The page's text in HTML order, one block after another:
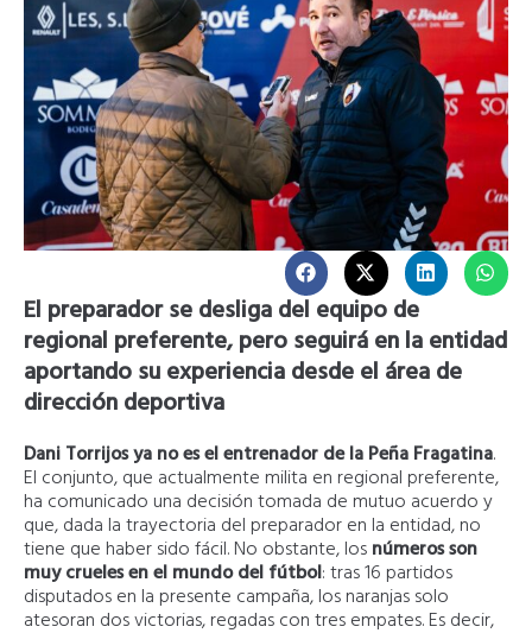
El preparador se desliga del equipo de
regional preferente, pero seguirá en la entidad
aportando su experiencia desde el área de
dirección deportiva
Dani Torrijos ya no es el entrenador de la Peña Fragatina.
El conjunto, que actualmente milita en regional preferente,
ha comunicado una decisión tomada de mutuo acuerdo y
que, dada la trayectoria del preparador en la entidad, no
tiene que haber sido fácil. No obstante, losnúmeros son
muy crueles en el mundo del fútbol: tras 16 partidos
disputados en la presente campaña, los naranjas solo
atesoran dos victorias, regadas con tres empates. Es decir,